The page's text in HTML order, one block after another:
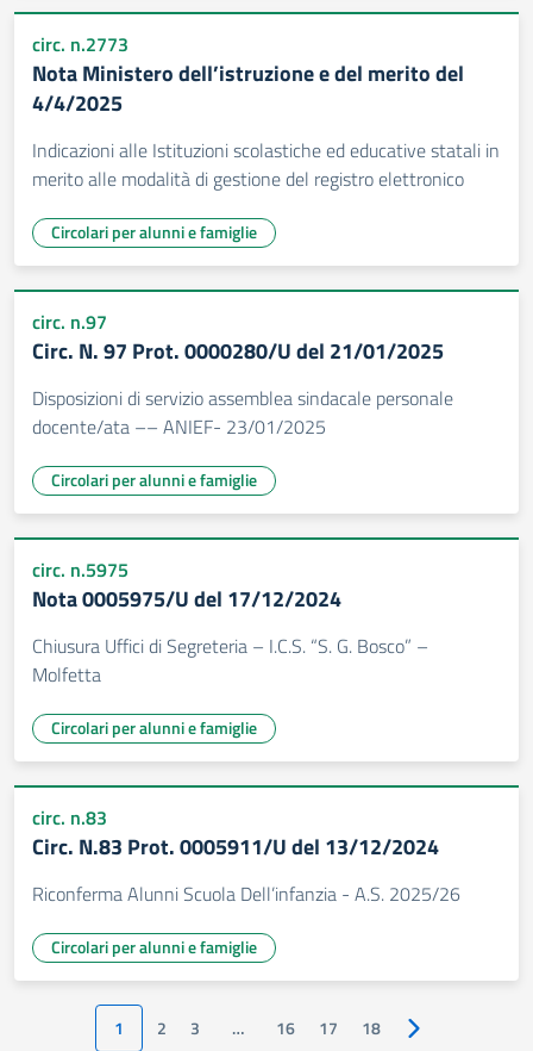
circ. n.2773
Nota Ministero dell’istruzione e del merito del
4/4/2025
Indicazioni alle Istituzioni scolastiche ed educative statali in
merito alle modalità di gestione del registro elettronico
Circolari per alunni e famiglie
circ. n.97
Circ. N. 97 Prot. 0000280/U del 21/01/2025
Disposizioni di servizio assemblea sindacale personale
docente/ata –– ANIEF- 23/01/2025
Circolari per alunni e famiglie
circ. n.5975
Nota 0005975/U del 17/12/2024
Chiusura Uffici di Segreteria – I.C.S. “S. G. Bosco” –
Molfetta
Circolari per alunni e famiglie
circ. n.83
Circ. N.83 Prot. 0005911/U del 13/12/2024
Riconferma Alunni Scuola Dell’infanzia - A.S. 2025/26
Circolari per alunni e famiglie
1 2 3 … 16 17 18 Pagina